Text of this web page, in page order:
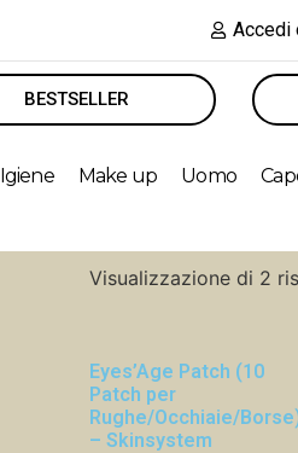
Accedi
BESTSELLER
Igiene Make up Uomo
Visualizzazione di 2
Eyes’Age Patch (10
Patch per
Rughe/Occhiaie/
– Skinsystem